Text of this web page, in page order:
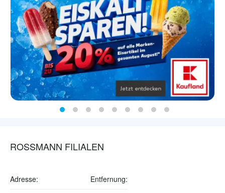
ROSSMANN FILIALEN
Adresse: Entfernung: